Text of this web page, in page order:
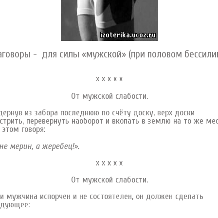
- для силы «мужской» (при половом
х х х х х
От мужской слабости.
из забора последнюю по счёту доску, верх доски
перевернуть наоборот и вкопать в землю на то же
говоря:
мерин, а жеребец!».
х х х х х
От мужской слабости.
мужчина испорчен и не состоятелен, он должен сделать